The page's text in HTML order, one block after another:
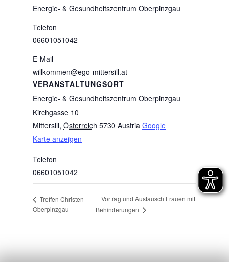
VERANSTALTUNGSORT
Energie- & Gesundheitszentrum Oberpinzgau
Kirchgasse 10
Mittersill, Österreich 5730 Austria Google
Karte anzeigen
Telefon
06601051042
Energie- & Gesundheitszentrum Oberpinzgau
Telefon
06601051042
E-Mail
willkommen@ego-mittersill.at
Treffen Christen
Oberpinzgau
Vortrag und Austausch Frauen mit
Behinderungen